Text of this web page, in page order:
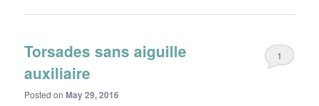
Torsades sans aiguille
auxiliaire
Posted onMay 29, 2016
1